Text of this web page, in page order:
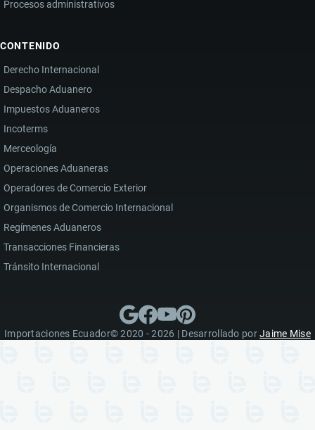
Procesos administrativos
CONTENIDO
Derecho Internacional
Despacho Aduanero
Impuestos Aduaneros
Incoterms
Merceología
Operaciones Aduaneras
Operadores de Comercio Exterior
Organismos de Comercio Internacional
Regímenes Aduaneros
Transacciones Financieras
Tránsito Internacional
Importaciones Ecuador© 2020 - 2026 | Desarrollado porJaime Mise